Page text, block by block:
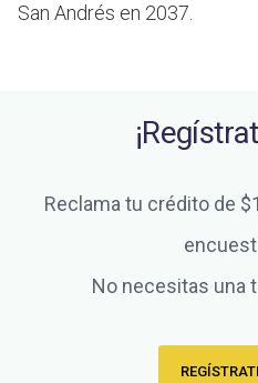
San Andrés en 2037.
Reclama tu crédito de
No necesitas una